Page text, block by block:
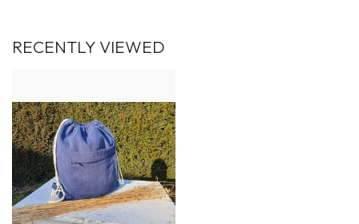
RECENTLY VIEWED